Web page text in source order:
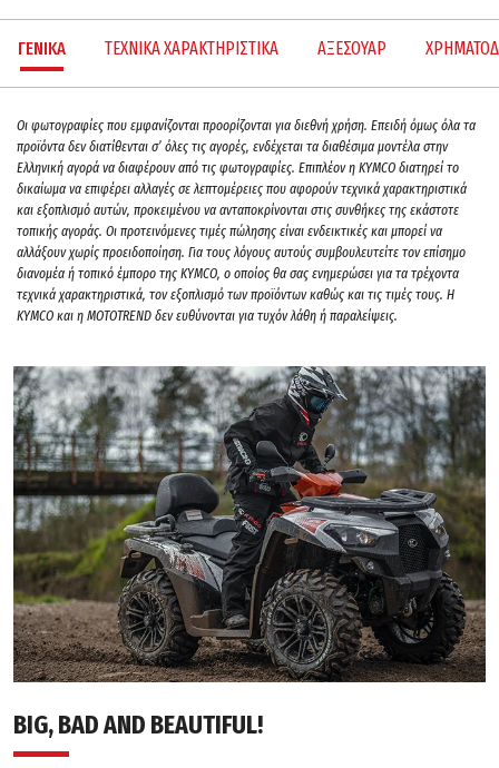
ΓΕΝΙΚΑ ΤΕΧΝΙΚΑ ΧΑΡΑΚΤΗΡΙΣΤΙΚΑ ΑΞΕΣΟΥΑΡ
Oι φωτογραφίες που εμφανίζονται προορίζονται για διεθνή χρήση. Επειδή όμως όλα τα
προϊόντα δεν διατίθενται σ’ όλες τις αγορές, ενδέχεται τα διαθέσιμα μοντέλα στην
Ελληνική αγορά να διαφέρουν από τις φωτογραφίες. Επιπλέον η KYMCO διατηρεί το
δικαίωμα να επιφέρει αλλαγές σε λεπτομέρειες που αφορούν τεχνικά χαρακτηριστικά
και εξοπλισμό αυτών, προκειμένου να ανταποκρίνονται στις συνθήκες της εκάστοτε
τοπικής αγοράς. Οι προτεινόμενες τιμές πώλησης είναι ενδεικτικές και μπορεί να
αλλάξουν χωρίς προειδοποίηση. Για τους λόγους αυτούς συμβουλευτείτε τον επίσημο
διανομέα ή τοπικό έμπορο της ΚΥΜCO, ο οποίος θα σας ενημερώσει για τα τρέχοντα
τεχνικά χαρακτηριστικά, τον εξοπλισμό των προϊόντων καθώς και τις τιμές τους. H
KYMCO και η MOTOTREND δεν ευθύνονται για τυχόν λάθη ή παραλείψεις.
BIG, BAD AND BEAUTIFUL!